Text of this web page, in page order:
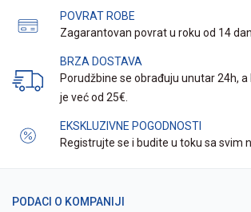
POVRAT ROBE
Zagarantovan povrat u roku od 14
BRZA DOSTAVA
Porudžbine se obrađuju unutar 24h,
je već od 25€.
EKSKLUZIVNE POGODNOSTI
Registrujte se i budite u toku sa svim
PODACI O KOMPANIJI